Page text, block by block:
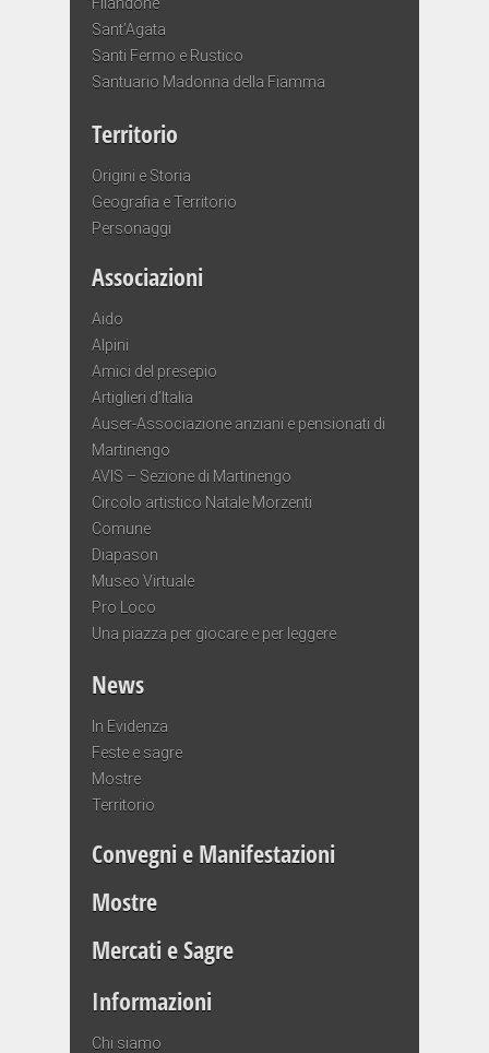
Sant’Agata
Santi Fermo e Rustico
Santuario Madonna della Fiamma
Territorio
Origini e Storia
Geografia e Territorio
Personaggi
Associazioni
Aido
Alpini
Amici del presepio
Artiglieri d’Italia
Auser-Associazione anziani e pensionati di
Martinengo
AVIS – Sezione di Martinengo
Circolo artistico Natale Morzenti
Comune
Diapason
Museo Virtuale
Pro Loco
Una piazza per giocare e per leggere
News
In Evidenza
Feste e sagre
Mostre
Territorio
Convegni e Manifestazioni
Mostre
Mercati e Sagre
Informazioni
Chi siamo